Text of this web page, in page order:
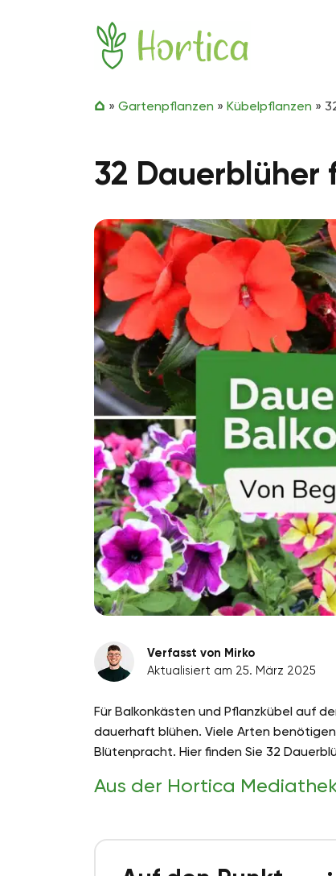
» Gartenpflanzen » Kübelpflanzen »
32 Dauerblüher
Verfasst von Mirko
Aktualisiert am 25. März 2025
Für Balkonkästen und Pflanzkübel auf
dauerhaft blühen. Viele Arten
Blütenpracht. Hier finden Sie 32
Aus der Hortica